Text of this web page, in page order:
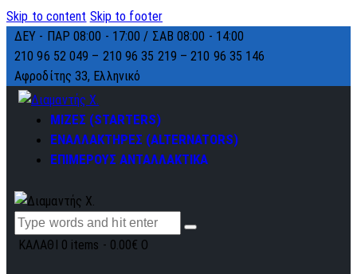
Skip to content Skip to footer
ΔΕΥ - ΠΑΡ 08:00 - 17:00 / ΣΑΒ 08:00 - 14:00
210 96 52 049 – 210 96 35 219 –210 96 35 146
Αφροδίτης 33, Ελληνικό
ΜΙΖΕΣ (STARTERS)
ΕΝΑΛΛΑΚΤΗΡΕΣ (ALTERNATORS)
ΕΠΙΜΕΡΟΥΣ ΑΝΤΑΛΛΑΚΤΙΚΑ
ΚΑΛΑΘΙ 0 items - 0.00€ 0